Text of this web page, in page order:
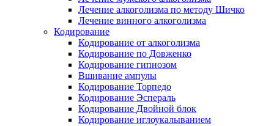
Лечение алкоголизма по методу Шичко
Лечение винного алкоголизма
Кодирование
Кодирование от алкоголизма
Кодирование по Довженко
Кодирование гипнозом
Вшивание ампулы
Кодирование Торпедо
Кодирование Эспераль
Кодирование Двойной блок
Кодирование иглоукалыванием